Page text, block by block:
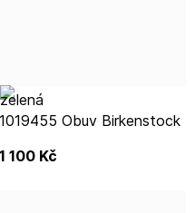
1019455 Obuv Birkenstock
1 100 Kč